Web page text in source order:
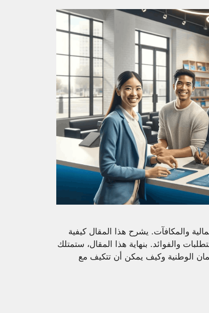
والمكافآت. يشرح هذا المقال كيفية
والفوائد. بنهاية هذا المقال، ستمتلك
الوطنية وكيف يمكن أن تتكيف مع